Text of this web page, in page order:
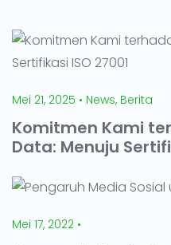
Mei 21, 2025 • News, Berita
Komitmen Kami
Data: Menuju
Mei 17, 2022 •